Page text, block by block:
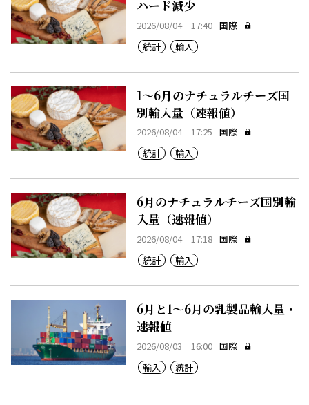
ハード減少
2026/08/04 17:40 国際
統計
輸入
1～6月のナチュラルチーズ国
別輸入量（速報値）
2026/08/04 17:25 国際
統計
輸入
6月のナチュラルチーズ国別輸
入量（速報値）
2026/08/04 17:18 国際
統計
輸入
6月と1～6月の乳製品輸入量・
速報値
2026/08/03 16:00 国際
輸入
統計